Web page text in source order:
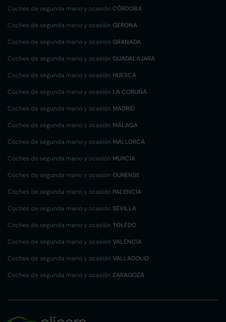
Coches de segunda mano y ocasión CÓRDOBA
Coches de segunda mano y ocasión GERONA
Coches de segunda mano y ocasión GRANADA
Coches de segunda mano y ocasión GUADALAJARA
Coches de segunda mano y ocasión HUESCA
Coches de segunda mano y ocasión LA CORUÑA
Coches de segunda mano y ocasión MADRID
Coches de segunda mano y ocasión MÁLAGA
Coches de segunda mano y ocasión MALLORCA
Coches de segunda mano y ocasión MURCIA
Coches de segunda mano y ocasión OURENSE
Coches de segunda mano y ocasión PALENCIA
Coches de segunda mano y ocasión SEVILLA
Coches de segunda mano y ocasión TOLEDO
Coches de segunda mano y ocasión VALENCIA
Coches de segunda mano y ocasión VALLADOLID
Coches de segunda mano y ocasión ZARAGOZA